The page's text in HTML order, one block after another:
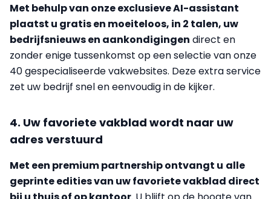
Met behulp van onze exclusieve AI-assistant
plaatst u gratis en moeiteloos, in 2 talen, uw
bedrijfsnieuws en aankondigingen direct en
zonder enige tussenkomst op een selectie van onze
40 gespecialiseerde vakwebsites. Deze extra service
zet uw bedrijf snel en eenvoudig in de kijker.
4. Uw favoriete vakblad wordt naar uw
adres verstuurd
Met een premium partnership ontvangt u alle
geprinte edities van uw favoriete vakblad direct